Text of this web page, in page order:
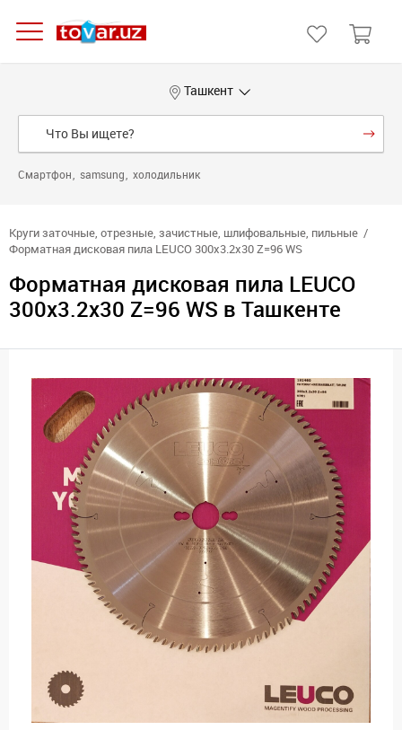
Ташкент
Смартфон samsung холодильник
Круги заточные, отрезные, зачистные, шлифовальные, пильные
Форматная дисковая пила LEUCO 300x3.2x30 Z=96 WS
Форматная дисковая пила LEUCO
300x3.2x30 Z=96 WS в Ташкенте